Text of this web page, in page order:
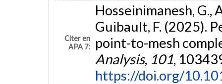
Citer en
APA 7:
Hosseinimanesh, G.,
Guibault, F. (2025).
point-to-mesh
Analysis, 101,
https://doi.org/